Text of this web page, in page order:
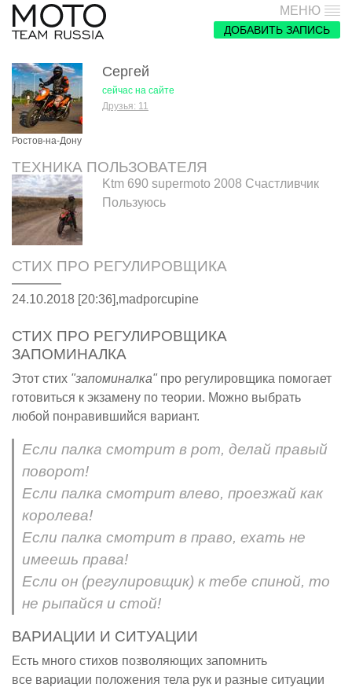
МЕНЮ
ДОБАВИТЬ ЗАПИСЬ
Ростов-на-Дону
Сергей
сейчас на сайте
Друзья: 11
ТЕХНИКА ПОЛЬЗОВАТЕЛЯ
Ktm 690 supermoto 2008 Счастливчик
Пользуюсь
СТИХ ПРО РЕГУЛИРОВЩИКА
24.10.2018 [20:36],madporcupine
СТИХ ПРО РЕГУЛИРОВЩИКА
ЗАПОМИНАЛКА
Этот стих "запоминалка" про регулировщика помогает
готовиться к экзамену по теории. Можно выбрать
любой понравившийся вариант.
Если палка смотрит в рот, делай правый
поворот!
Если палка смотрит влево, проезжай как
королева!
Если палка смотрит в право, ехать не
имеешь права!
Если он (регулировщик) к тебе спиной, то
не рыпайся и стой!
ВАРИАЦИИ И СИТУАЦИИ
Есть много стихов позволяющих запомнить
все вариации положения тела рук и разные ситуации